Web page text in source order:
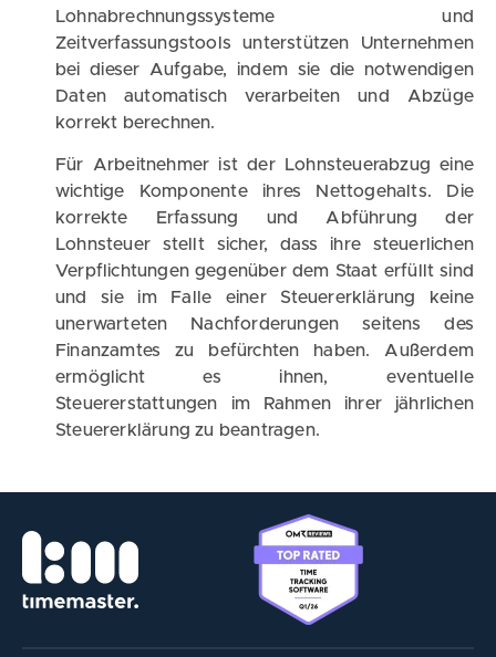
Lohnabrechnungssysteme und
Zeitverfassungstools unterstützen Unternehmen
bei dieser Aufgabe, indem sie die notwendigen
Daten automatisch verarbeiten und Abzüge
korrekt berechnen.
Für Arbeitnehmer ist der Lohnsteuerabzug eine
wichtige Komponente ihres Nettogehalts. Die
korrekte Erfassung und Abführung der
Lohnsteuer stellt sicher, dass ihre steuerlichen
Verpflichtungen gegenüber dem Staat erfüllt sind
und sie im Falle einer Steuererklärung keine
unerwarteten Nachforderungen seitens des
Finanzamtes zu befürchten haben. Außerdem
ermöglicht es ihnen, eventuelle
Steuererstattungen im Rahmen ihrer jährlichen
Steuererklärung zu beantragen.